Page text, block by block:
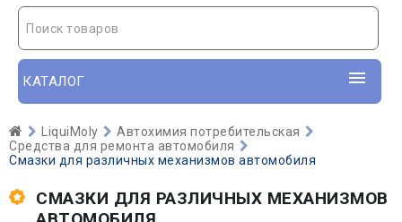
Поиск товаров
КАТАЛОГ
LiquiMoly
Автохимия потребительская
Средства для ремонта автомобиля
Смазки для различных механизмов автомобиля
СМАЗКИ ДЛЯ РАЗЛИЧНЫХ МЕХАНИЗМОВ